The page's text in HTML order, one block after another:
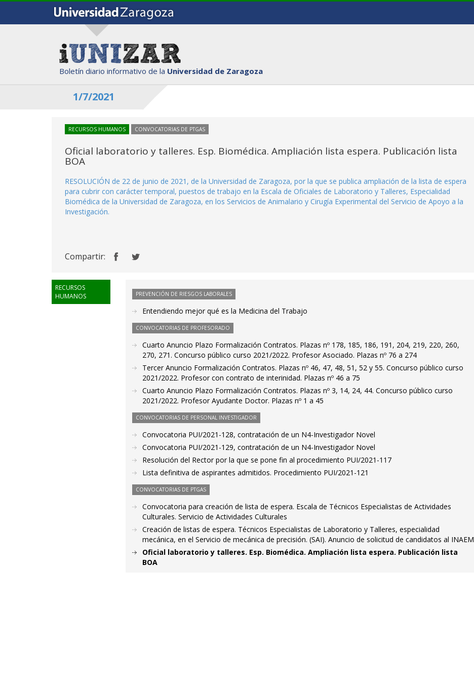
Boletín diario informativo de la Universidad de Zaragoza
1/7/2021
RECURSOS HUMANOS CONVOCATORIAS DE PTGAS
Oficial laboratorio y talleres. Esp. Biomédica. Ampliación lista espera. Publicación lista
BOA
RESOLUCIÓN de 22 de junio de 2021, de la Universidad de Zaragoza, por la que se publica ampliación de la lista de espera
para cubrir con carácter temporal, puestos de trabajo en la Escala de Oficiales de Laboratorio y Talleres, Especialidad
Biomédica de la Universidad de Zaragoza, en los Servicios de Animalario y Cirugía Experimental del Servicio de Apoyo a la
Investigación.
Compartir:
RECURSOS
HUMANOS
PREVENCIÓN DE RIESGOS LABORALES
Entendiendo mejor qué es la Medicina del Trabajo
CONVOCATORIAS DE PROFESORADO
Cuarto Anuncio Plazo Formalización Contratos. Plazas nº 178, 185, 186, 191, 204, 219, 220, 260,
270, 271. Concurso público curso 2021/2022. Profesor Asociado. Plazas nº 76 a 274
Tercer Anuncio Formalización Contratos. Plazas nº 46, 47, 48, 51, 52 y 55. Concurso público curso
2021/2022. Profesor con contrato de interinidad. Plazas nº 46 a 75
Cuarto Anuncio Plazo Formalización Contratos. Plazas nº 3, 14, 24, 44. Concurso público curso
2021/2022. Profesor Ayudante Doctor. Plazas nº 1 a 45
CONVOCATORIAS DE PERSONAL INVESTIGADOR
Convocatoria PUI/2021-128, contratación de un N4-Investigador Novel
Convocatoria PUI/2021-129, contratación de un N4-Investigador Novel
Resolución del Rector por la que se pone fin al procedimiento PUI/2021-117
Lista definitiva de aspirantes admitidos. Procedimiento PUI/2021-121
CONVOCATORIAS DE PTGAS
Convocatoria para creación de lista de espera. Escala de Técnicos Especialistas de Actividades
Culturales. Servicio de Actividades Culturales
Creación de listas de espera. Técnicos Especialistas de Laboratorio y Talleres, especialidad
mecánica, en el Servicio de mecánica de precisión. (SAI). Anuncio de solicitud de candidatos al INAEM
Oficial laboratorio y talleres. Esp. Biomédica. Ampliación lista espera. Publicación lista
BOA